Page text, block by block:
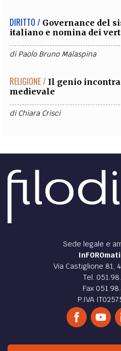
DIRITTO / Governance del
italiano e nomina dei
diPaolo Bruno Malaspina
RELIGIONE / Il genio
medievale
diChiara Crisci
Sede legale e
Via Castiglione 81,
Tel.
Fax
P.IVA